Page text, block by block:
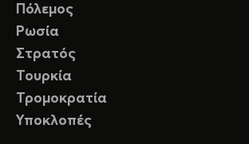
Πόλεμος
Ρωσία
Στρατός
Τουρκία
Τρομοκρατία
Υποκλοπές